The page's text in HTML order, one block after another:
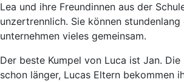
Lea und ihre Freundinnen aus der
unzertrennlich. Sie können stundenlang
unternehmen vieles gemeinsam.
Der beste Kumpel von Luca ist Jan.
schon länger, Lucas Eltern bekommen